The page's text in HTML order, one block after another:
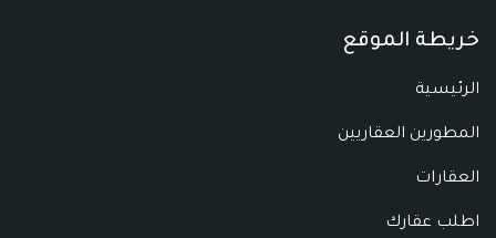
خريطة الموقع
الرئيسية
المطورين العقاريين
العقارات
اطلب عقارك